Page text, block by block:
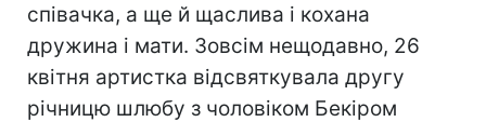
співачка, а ще й щаслива і кохана
дружина і мати. Зовсім нещодавно, 26
квітня артистка відсвяткувала другу
річницю шлюбу з чоловіком Бекіром